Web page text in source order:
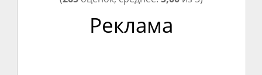
Реклама